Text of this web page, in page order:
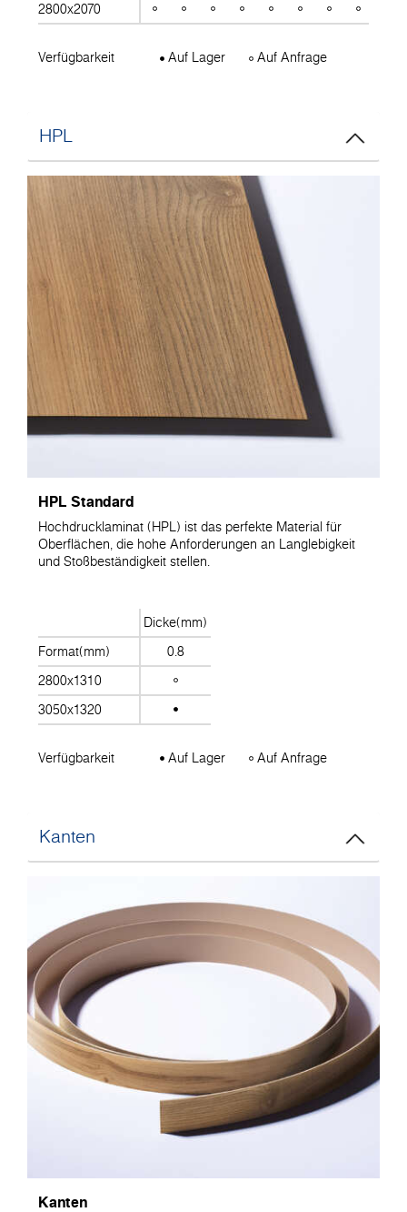
2800x2070
Verfügbarkeit Auf Lager Auf Anfrage
HPL
HPL Standard
Hochdrucklaminat (HPL) ist das perfekte Material für
Oberflächen, die hohe Anforderungen an Langlebigkeit
und Stoßbeständigkeit stellen.
Dicke(mm)
Format(mm)
0.8
2800x1310
3050x1320
Verfügbarkeit Auf Lager Auf Anfrage
Kanten
Kanten